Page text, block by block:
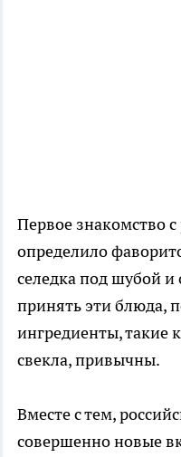
Первое знакомство
определило
селедка под шубой и
принять эти блюда,
ингредиенты, такие
свекла, привычны.
Вместе с тем,
совершенно новые